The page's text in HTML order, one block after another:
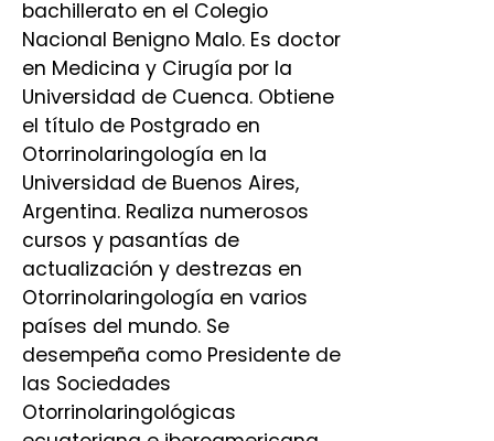
bachillerato en el Colegio
Nacional Benigno Malo. Es doctor
en Medicina y Cirugía por la
Universidad de Cuenca. Obtiene
el título de Postgrado en
Otorrinolaringología en la
Universidad de Buenos Aires,
Argentina. Realiza numerosos
cursos y pasantías de
actualización y destrezas en
Otorrinolaringología en varios
países del mundo. Se
desempeña como Presidente de
las Sociedades
Otorrinolaringológicas